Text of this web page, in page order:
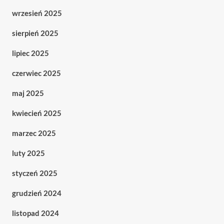
wrzesień 2025
sierpień 2025
lipiec 2025
czerwiec 2025
maj 2025
kwiecień 2025
marzec 2025
luty 2025
styczeń 2025
grudzień 2024
listopad 2024